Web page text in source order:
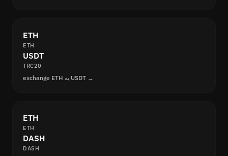
ETH
ETH
USDT
TRC20
exchange ETH به USDT →
ETH
ETH
DASH
DASH